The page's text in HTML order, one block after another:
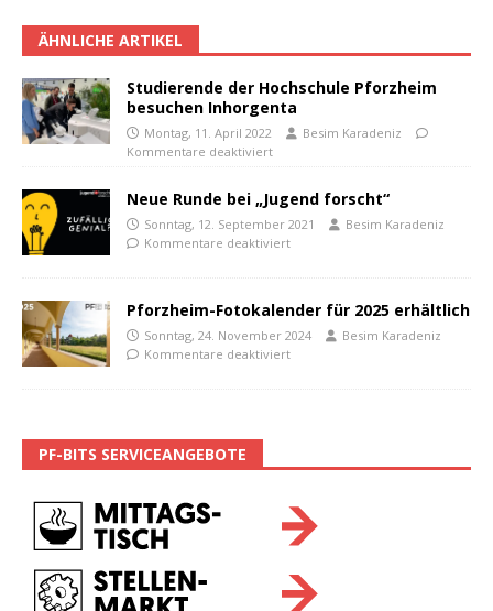
ÄHNLICHE ARTIKEL
Studierende der Hochschule Pforzheim
besuchen Inhorgenta
Montag, 11. April 2022
Besim Karadeniz
Kommentare deaktiviert
Neue Runde bei „Jugend forscht“
Sonntag, 12. September 2021
Besim Karadeniz
Kommentare deaktiviert
Pforzheim-Fotokalender für 2025 erhältlich
Sonntag, 24. November 2024
Besim Karadeniz
Kommentare deaktiviert
PF-BITS SERVICEANGEBOTE